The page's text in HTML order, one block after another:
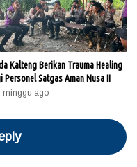
Kalteng Berikan Trauma Healing
Personel Satgas Aman Nusa II
minggu ago